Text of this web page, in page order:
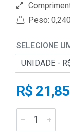
Peso:
SELECIONE
R$ 21,85